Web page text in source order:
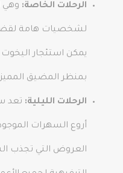
الرحلات الخاصة: وهي
لشخصيات هامة
يمكن استئجار
بمنظر المضيق
الرحلات الليلية: تعد
أروع السهرات
العروض التي تجذب